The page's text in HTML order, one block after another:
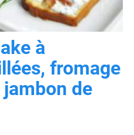
à
fromage
de